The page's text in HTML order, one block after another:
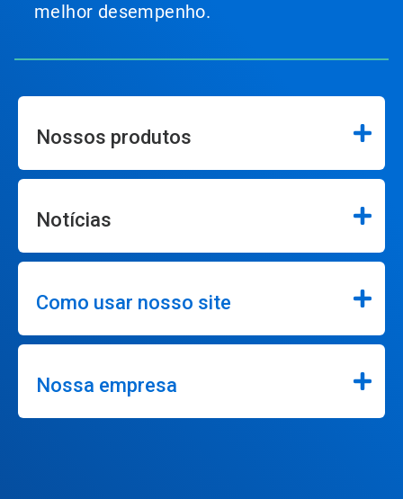
melhor desempenho.
Nossos produtos
Notícias
Como usar nosso site
Nossa empresa